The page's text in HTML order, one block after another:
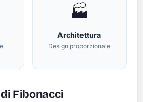
🏭
Architettura
Design proporzionale
Fibonacci